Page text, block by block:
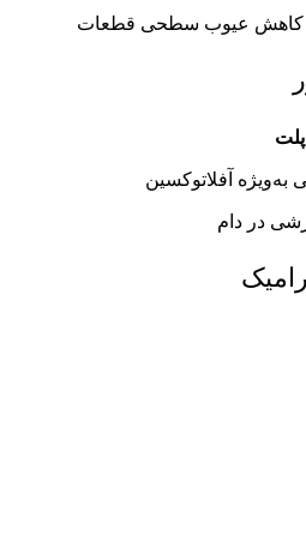
و کاهش عیوب سطحی قطعات
پلت
آفلاتوکسین
در دام